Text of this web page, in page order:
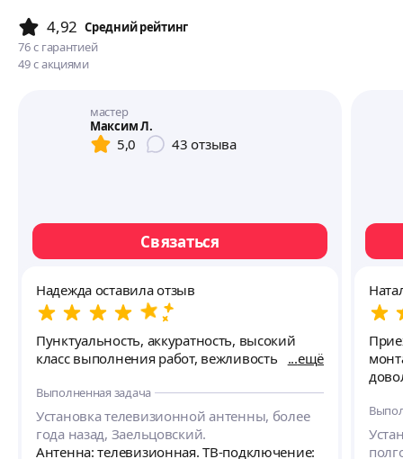
4,92 Cредний рейтинг
76 с гарантией
49 с акциями
мастер
Максим Л.
5,0 43 отзыва
Связаться
Надежда оставила отзыв
Пунктуальность, аккуратность, высокий
класс выполнения работ, вежливость
ещё
Выполненная задача
Установка телевизионной антенны, более
года назад, Заельцовский.
Антенна: телевизионная. ТВ-подключение: